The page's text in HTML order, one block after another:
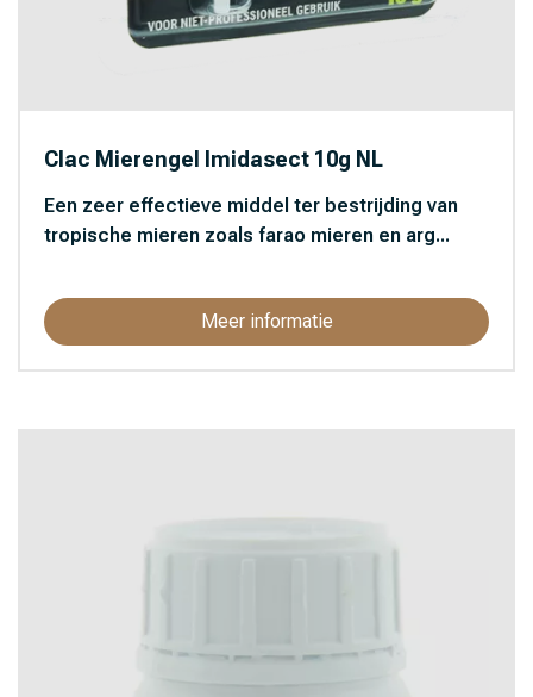
Clac Mierengel Imidasect 10g NL
Een zeer effectieve middel ter bestrijding van
tropische mieren zoals farao mieren en arg...
Meer informatie